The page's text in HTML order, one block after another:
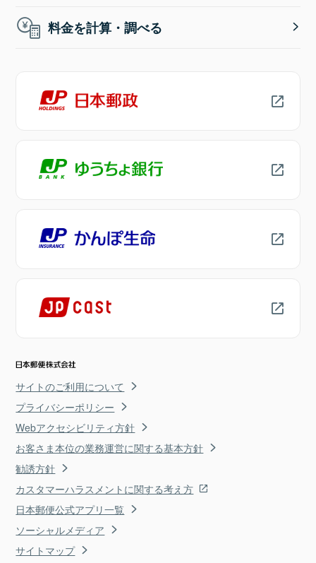
料金を計算・調べる
サイトのご利用について
プライバシーポリシー
Webアクセシビリティ方針
お客さま本位の業務運営に関する基本方針
勧誘方針
カスタマーハラスメントに関する考え方
日本郵便公式アプリ一覧
ソーシャルメディア
サイトマップ